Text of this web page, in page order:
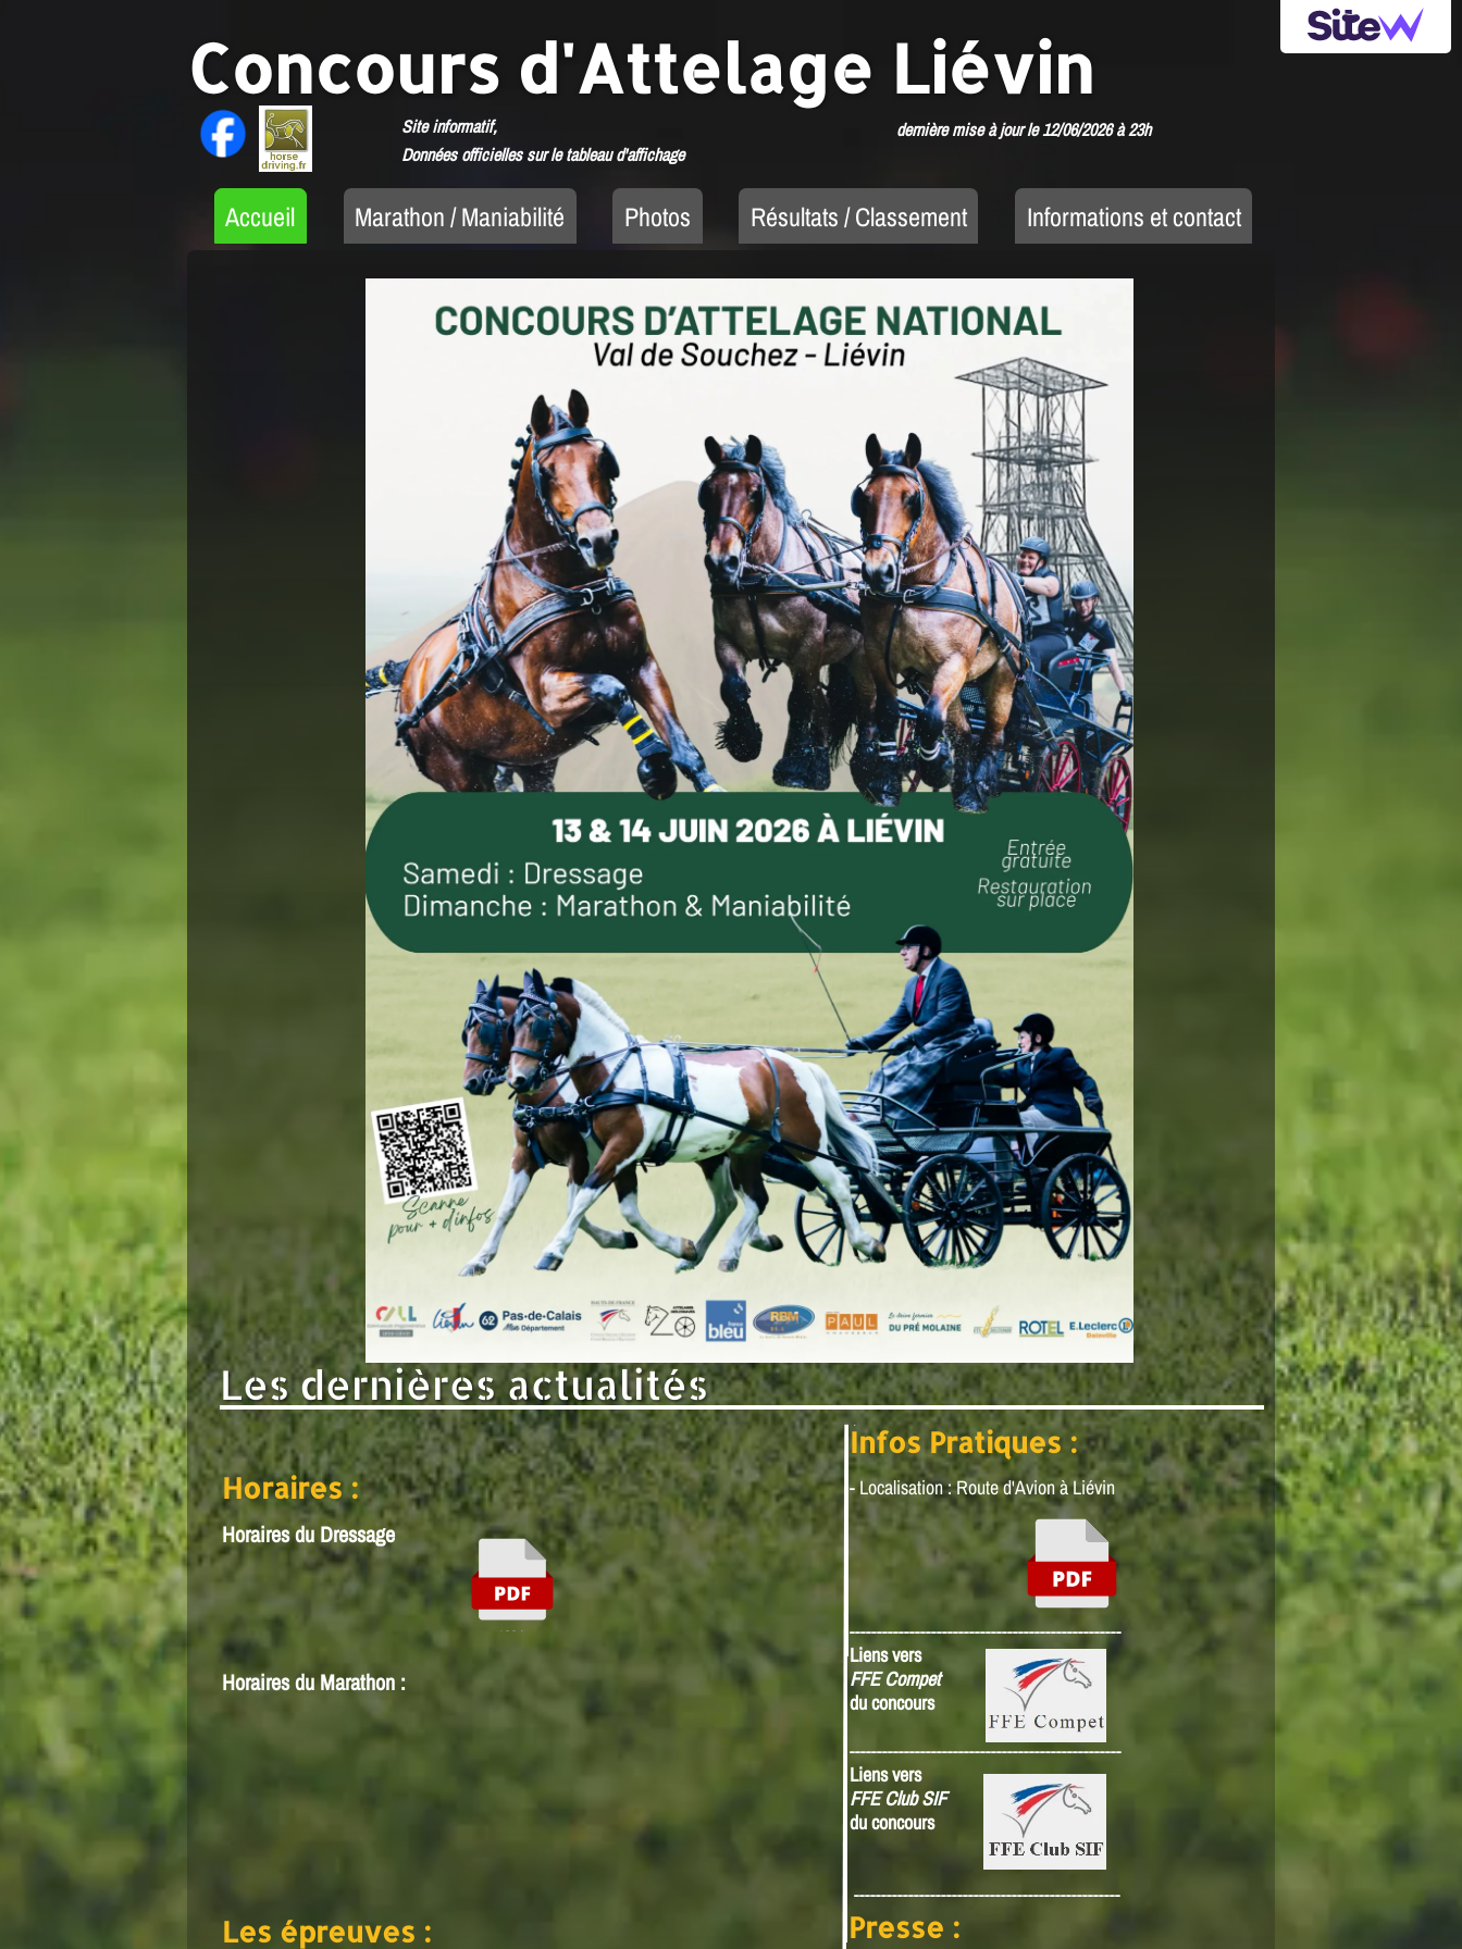
Concours d'Attelage Liévin
Accueil Marathon / Maniabilité Photos Résultats / Classement Informations et contact
dernière mise à jour le 12/06/2026 à 23h
Site informatif,
Données officielles sur le tableau d'affichage
Les dernières actualités
Infos Pratiques :
- Localisation : Route d'Avion à Liévin
--------------------------------------------------
Liens vers
FFE Compet
du concours
--------------------------------------------------
Liens vers
FFE Club SIF
du concours
-------------------------------------------------
Horaires :
Horaires du Dressage
Horaires du Marathon :
370 ko
160 ko
Presse :
Les épreuves :
.